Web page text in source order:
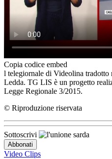
Copia codice embed
l telegiornale di Videolina tradotto
Ledda. TG LIS è un progetto
Legge Regionale 3/2015.
© Riproduzione riservata
Sottoscrivi
Video Clips